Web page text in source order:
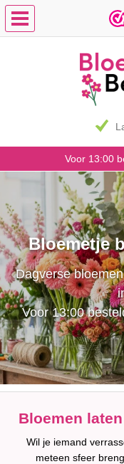
Voor 13:00
Bloemetje
Dagverse
Voor 13:00
Bloemen
Wil je iemand
meteen sfeer